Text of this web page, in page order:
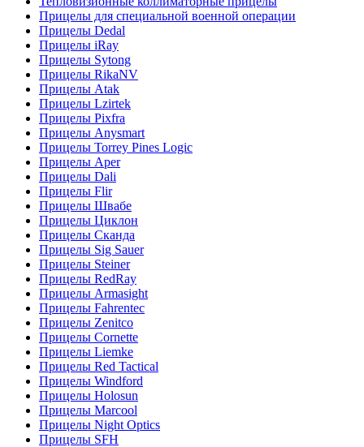
Прицелы для специальной военной операции
Прицелы Dedal
Прицелы iRay
Прицелы Sytong
Прицелы RikaNV
Прицелы Atak
Прицелы Lzirtek
Прицелы Pixfra
Прицелы Anysmart
Прицелы Torrey Pines Logic
Прицелы Aper
Прицелы Dali
Прицелы Flir
Прицелы Швабе
Прицелы Циклон
Прицелы Сканда
Прицелы Sig Sauer
Прицелы Steiner
Прицелы RedRay
Прицелы Armasight
Прицелы Fahrentec
Прицелы Zenitco
Прицелы Cornette
Прицелы Liemke
Прицелы Red Tactical
Прицелы Windford
Прицелы Holosun
Прицелы Marcool
Прицелы Night Optics
Прицелы SFH